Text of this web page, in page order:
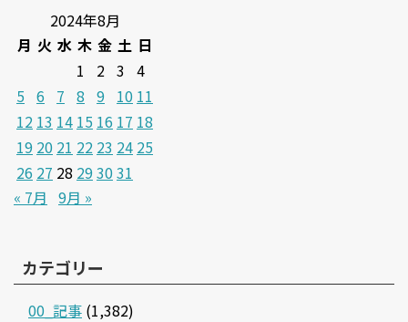
2024年8月
月 火 水 木 金 土 日
1
2 3 4
5 6 7 8 9 10 11
12 13 14 15 16 17 18
19 20 21 22 23 24 25
26 27 28 293031
« 7月 9月 »
カテゴリー
00_記事 (1,382)